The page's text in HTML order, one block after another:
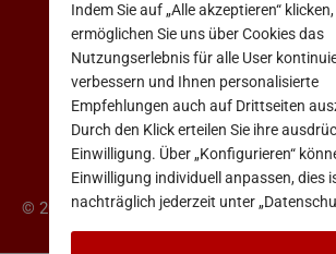
AGB &
© 2025 Immo Analytics GmbH
Indem Sie auf „Alle akzeptieren“ klicken,
ermöglichen Sie uns über Cookies das
Nutzungserlebnis für alle User
verbessern und Ihnen personalisierte
Empfehlungen auch auf Drittseiten
Durch den Klick erteilen Sie ihre
Einwilligung. Über „Konfigurieren“
Einwilligung individuell anpassen, dies
nachträglich jederzeit unter